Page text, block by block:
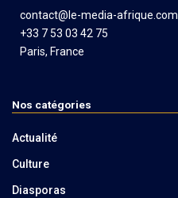
contact@le-media-afrique.com
+33 7 53 03 42 75
Paris, France
Nos catégories
Actualité
Culture
Diasporas